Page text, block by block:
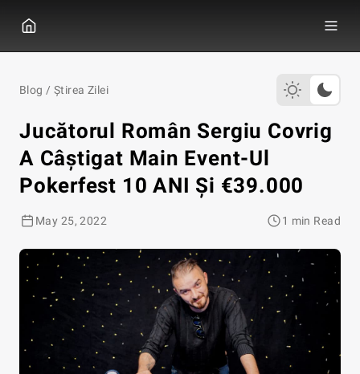
Blog / Știrea Zilei
Jucătorul Român Sergiu Covrig
A Câștigat Main Event-Ul
Pokerfest 10 ANI Și €39.000
May 25, 2022 1 min Read